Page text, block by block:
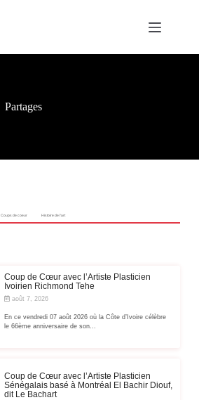
Partages
Coups de coeur Histoire de l'art
Coup de Cœur avec l’Artiste Plasticien
Ivoirien Richmond Tehe
août 7, 2026
En ce vendredi 07 août 2026 où la Côte d’Ivoire célèbre
le 66ème anniversaire de son...
Coup de Cœur avec l’Artiste Plasticien
Sénégalais basé à Montréal El Bachir Diouf,
dit Le Bachart